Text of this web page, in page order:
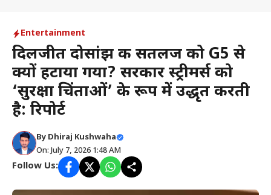
Entertainment
दिलजीत दोसांझ की सतलज को G5 से
क्यों हटाया गया? सरकार स्ट्रीमर्स को
‘सुरक्षा चिंताओं’ के रूप में उद्धृत करती
है: रिपोर्ट
By Dhiraj Kushwaha
On: July 7, 2026 1:48 AM
Follow Us: